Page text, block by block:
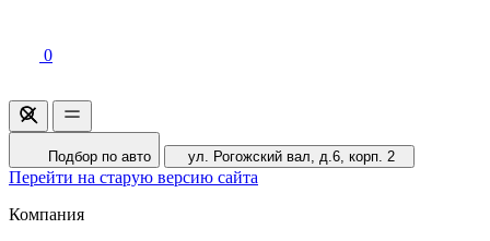
0
Подбор по авто ул. Рогожский вал, д.6, корп. 2
Перейти на старую версию сайта
Компания